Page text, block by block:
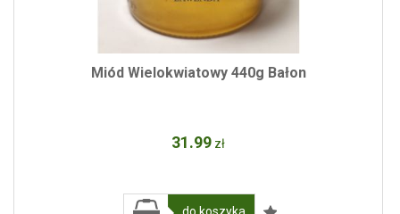
Miód Wielokwiatowy 440g Bałon
31.99 zł